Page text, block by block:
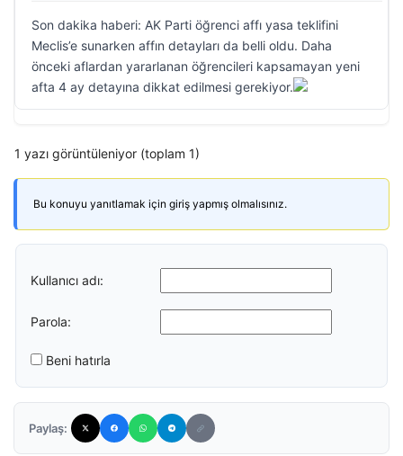
Son dakika haberi: AK Parti öğrenci affı yasa teklifini
Meclis’e sunarken affın detayları da belli oldu. Daha
önceki aflardan yararlanan öğrencileri kapsamayan yeni
afta 4 ay detayına dikkat edilmesi gerekiyor.
1 yazı görüntüleniyor (toplam 1)
Bu konuyu yanıtlamak için giriş yapmış olmalısınız.
Kullanıcı adı:
Parola:
Beni hatırla
Paylaş: